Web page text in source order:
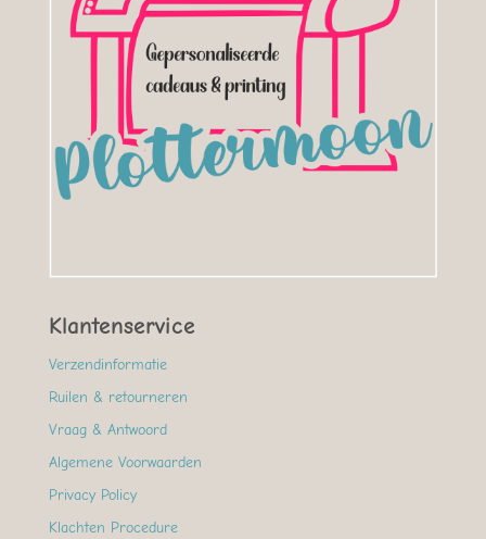
Klantenservice
Verzendinformatie
Ruilen & retourneren
Vraag & Antwoord
Algemene Voorwaarden
Privacy Policy
Klachten Procedure